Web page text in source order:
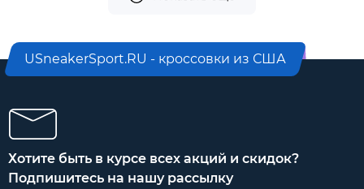
USneakerSport.RU - кроссовки из США
Хотите быть в курсе всех акций и скидок?
Подпишитесь на нашу рассылку